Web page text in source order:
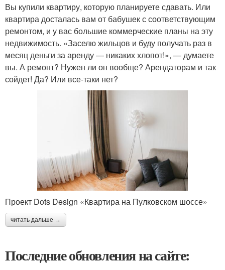
Вы купили квартиру, которую планируете сдавать. Или
квартира досталась вам от бабушек с соответствующим
ремонтом, и у вас большие коммерческие планы на эту
недвижимость. «Заселю жильцов и буду получать раз в
месяц деньги за аренду — никаких хлопот!», — думаете
вы. А ремонт? Нужен ли он вообще? Арендаторам и так
сойдет! Да? Или все-таки нет?
Проект Dots Design «Квартира на Пулковском шоссе»
читать дальше →
Последние обновления на сайте: